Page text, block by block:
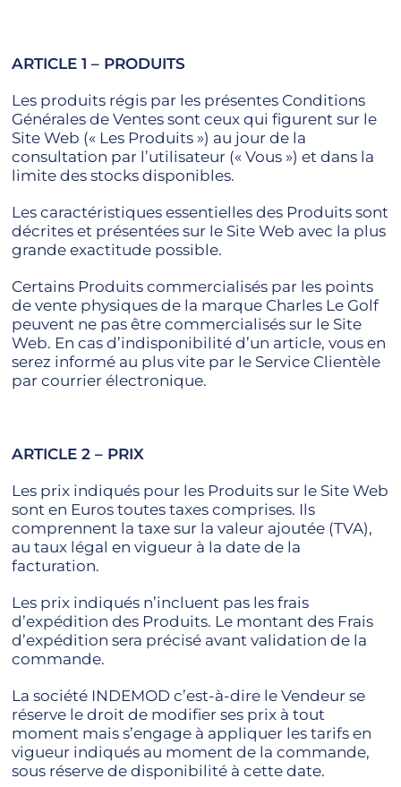
ARTICLE 1 – PRODUITS
Les produits régis par les présentes Conditions
Générales de Ventes sont ceux qui figurent sur le
Site Web (« Les Produits ») au jour de la
consultation par l’utilisateur (« Vous ») et dans la
limite des stocks disponibles.
Les caractéristiques essentielles des Produits sont
décrites et présentées sur le Site Web avec la plus
grande exactitude possible.
Certains Produits commercialisés par les points
de vente physiques de la marque Charles Le Golf
peuvent ne pas être commercialisés sur le Site
Web. En cas d’indisponibilité d’un article, vous en
serez informé au plus vite par le Service Clientèle
par courrier électronique.
ARTICLE 2 – PRIX
Les prix indiqués pour les Produits sur le Site Web
sont en Euros toutes taxes comprises. Ils
comprennent la taxe sur la valeur ajoutée (TVA),
au taux légal en vigueur à la date de la
facturation.
Les prix indiqués n’incluent pas les frais
d’expédition des Produits. Le montant des Frais
d’expédition sera précisé avant validation de la
commande.
La société INDEMOD c’est-à-dire le Vendeur se
réserve le droit de modifier ses prix à tout
moment mais s’engage à appliquer les tarifs en
vigueur indiqués au moment de la commande,
sous réserve de disponibilité à cette date.